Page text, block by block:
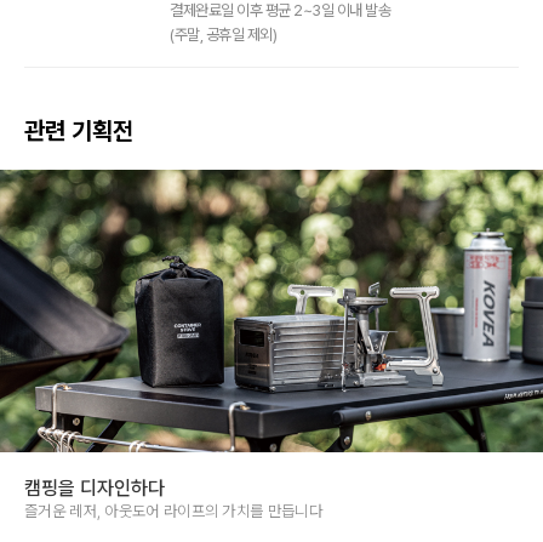
결제완료일 이후 평균 2~3일 이내 발송
(주말, 공휴일 제외)
관련 기획전
캠핑을 디자인하다
즐거운 레저, 아웃도어 라이프의 가치를 만듭니다